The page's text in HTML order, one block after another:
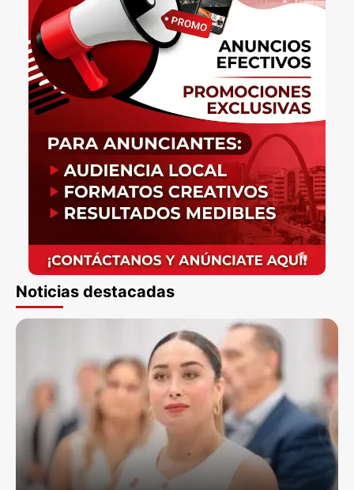
Noticias destacadas